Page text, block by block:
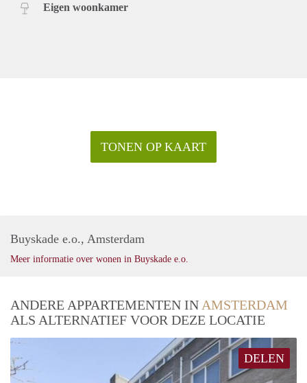
Eigen woonkamer
TONEN OP KAART
Buyskade e.o., Amsterdam
Meer informatie over wonen in Buyskade e.o.
ANDERE APPARTEMENTEN IN AMSTERDAM
ALS ALTERNATIEF VOOR DEZE LOCATIE
DELEN